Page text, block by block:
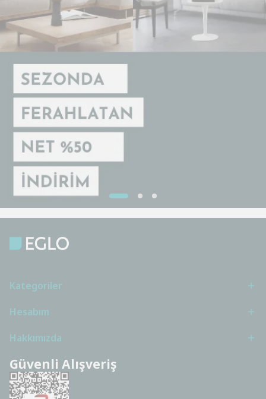
Kategoriler
Hesabım
Hakkımızda
Güvenli Alışveriş